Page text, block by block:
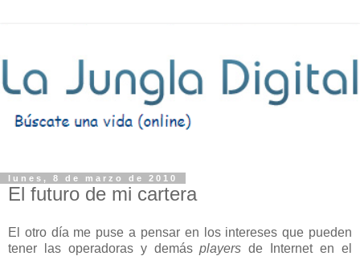
lunes, 8 de marzo de 2010
El futuro de mi cartera
El otro día me puse a pensar en los intereses que pueden
tener las operadoras y demásplayers de Internet en el